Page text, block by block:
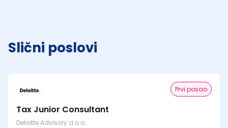
Slični poslovi
Prvi posao
Tax Junior Consultant
Deloitte Advisory d.o.o.